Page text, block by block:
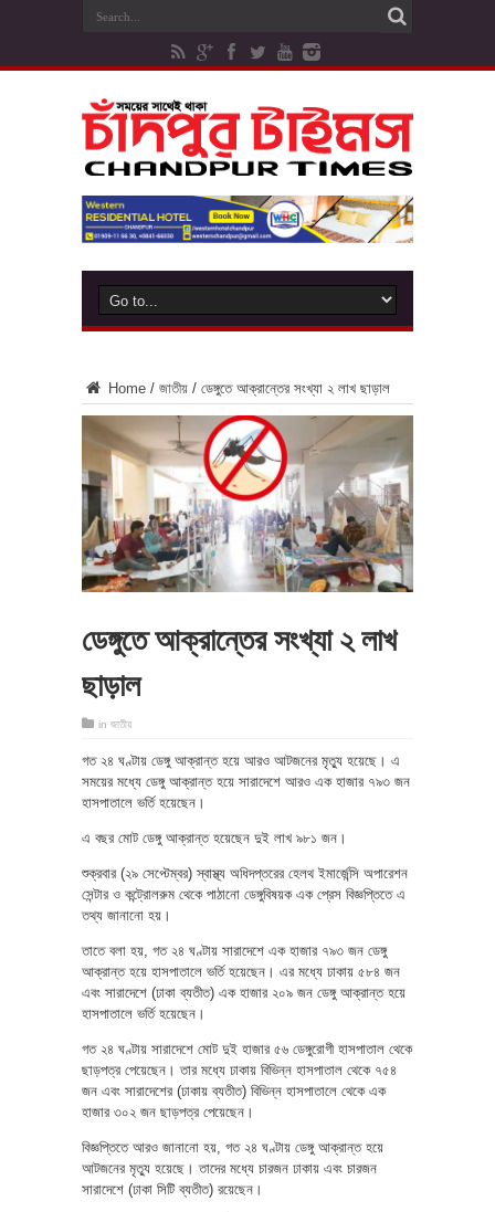
Home / জাতীয় / ডেঙ্গুতে আক্রান্তের সংখ্যা ২ লাখ ছাড়াল
ডেঙ্গুতে আক্রান্তের সংখ্যা ২ লাখ
ছাড়াল
in জাতীয়
গত ২৪ ঘণ্টায় ডেঙ্গু আক্রান্ত হয়ে আরও আটজনের মৃত্যু হয়েছে। এ
সময়ের মধ্যে ডেঙ্গু আক্রান্ত হয়ে সারাদেশে আরও এক হাজার ৭৯৩ জন
হাসপাতালে ভর্তি হয়েছেন।
এ বছর মোট ডেঙ্গু আক্রান্ত হয়েছেন দুই লাখ ৯৮১ জন।
শুক্রবার (২৯ সেপ্টেম্বর) স্বাস্থ্য অধিদপ্তরের হেলথ ইমার্জেন্সি অপারেশন
সেন্টার ও কন্ট্রোলরুম থেকে পাঠানো ডেঙ্গুবিষয়ক এক প্রেস বিজ্ঞপ্তিতে এ
তথ্য জানানো হয়।
তাতে বলা হয়, গত ২৪ ঘণ্টায় সারাদেশে এক হাজার ৭৯৩ জন ডেঙ্গু
আক্রান্ত হয়ে হাসপাতালে ভর্তি হয়েছেন। এর মধ্যে ঢাকায় ৫৮৪ জন
এবং সারাদেশে (ঢাকা ব্যতীত) এক হাজার ২০৯ জন ডেঙ্গু আক্রান্ত হয়ে
হাসপাতালে ভর্তি হয়েছেন।
গত ২৪ ঘণ্টায় সারাদেশে মোট দুই হাজার ৫৬ ডেঙ্গুরোগী হাসপাতাল থেকে
ছাড়পত্র পেয়েছেন। তার মধ্যে ঢাকায় বিভিন্ন হাসপাতাল থেকে ৭৫৪
জন এবং সারাদেশের (ঢাকায় ব্যতীত) বিভিন্ন হাসপাতালে থেকে এক
হাজার ৩০২ জন ছাড়পত্র পেয়েছেন।
বিজ্ঞপ্তিতে আরও জানানো হয়, গত ২৪ ঘণ্টায় ডেঙ্গু আক্রান্ত হয়ে
আটজনের মৃত্যু হয়েছে। তাদের মধ্যে চারজন ঢাকায় এবং চারজন
সারাদেশে (ঢাকা সিটি ব্যতীত) রয়েছেন।